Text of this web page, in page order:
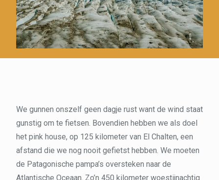
We gunnen onszelf geen dagje rust want de wind staat
gunstig om te fietsen. Bovendien hebben we als doel
het pink house, op 125 kilometer van El Chalten, een
afstand die we nog nooit gefietst hebben. We moeten
de Patagonische pampa’s oversteken naar de
Atlantische Oceaan. Zo’n 450 kilometer woestijnachtig